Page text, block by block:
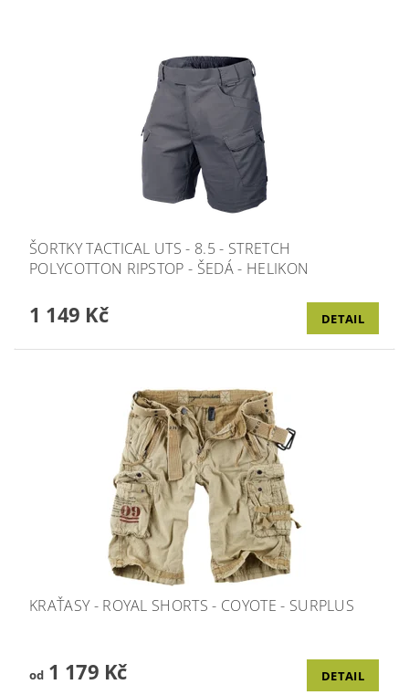
ŠORTKY TACTICAL UTS - 8.5 - STRETCH
POLYCOTTON RIPSTOP - ŠEDÁ - HELIKON
1 149 Kč DETAIL
KRAŤASY - ROYAL SHORTS - COYOTE - SURPLUS
od1 179 Kč DETAIL